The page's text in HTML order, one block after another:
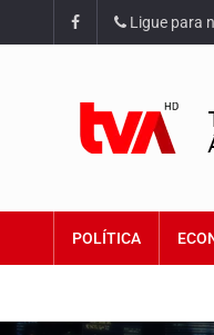
Ligue para
POLÍTICA